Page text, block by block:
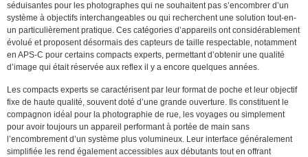
séduisantes pour les photographes qui ne souhaitent pas s’encombrer d’un
système à objectifs interchangeables ou qui recherchent une solution tout-en-
un particulièrement pratique. Ces catégories d’appareils ont considérablement
évolué et proposent désormais des capteurs de taille respectable, notamment
en APS-C pour certains compacts experts, permettant d’obtenir une qualité
d’image qui était réservée aux reflex il y a encore quelques années.
Les compacts experts se caractérisent par leur format de poche et leur objectif
fixe de haute qualité, souvent doté d’une grande ouverture. Ils constituent le
compagnon idéal pour la photographie de rue, les voyages ou simplement
pour avoir toujours un appareil performant à portée de main sans
l’encombrement d’un système plus volumineux. Leur interface généralement
simplifiée les rend également accessibles aux débutants tout en offrant